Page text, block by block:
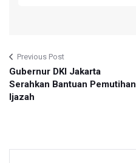
Previous Post
Gubernur DKI Jakarta
Serahkan Bantuan Pemutihan
Ijazah